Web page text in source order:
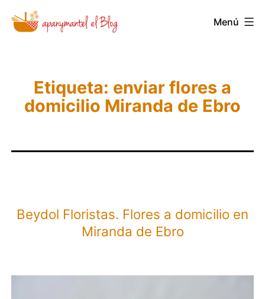
Saltar
Novedades
Apanymantel
Menú
Etiqueta: enviar flores a
domicilio Miranda de Ebro
Beydol Floristas. Flores a domicilio en
Miranda de Ebro